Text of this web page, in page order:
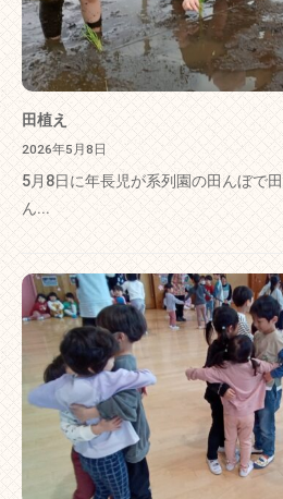
田植え
2026年5月8日
5月8日に年長児が系列園の田んぼで
ん...